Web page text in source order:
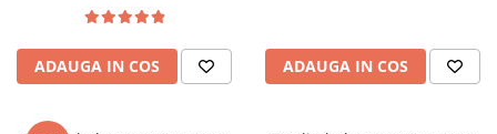
ADAUGA IN COS ADAUGA IN COS